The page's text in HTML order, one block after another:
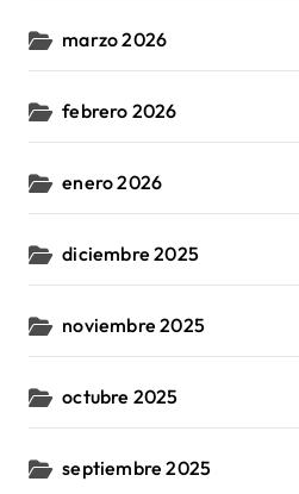
marzo 2026
febrero 2026
enero 2026
diciembre 2025
noviembre 2025
octubre 2025
septiembre 2025